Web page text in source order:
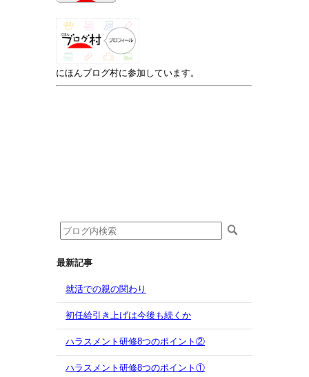
にほんブログ村に参加しています。
最新記事
就活での親の関わり
初任給引き上げは今後も続くか
ハラスメント研修8つのポイント②
ハラスメント研修8つのポイント①